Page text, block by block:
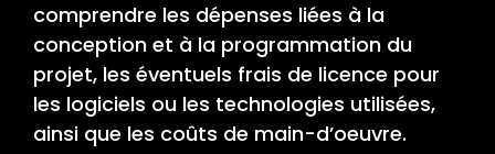
comprendre les dépenses liées à la
conception et à la programmation du
projet, les éventuels frais de licence pour
les logiciels ou les technologies utilisées,
ainsi que les coûts de main-d’oeuvre.